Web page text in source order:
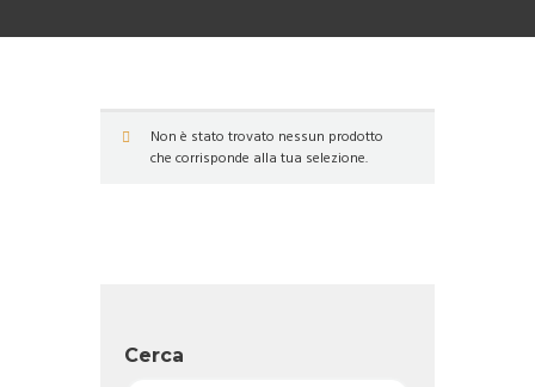
Non è stato trovato nessun prodotto
che corrisponde alla tua selezione.
Cerca